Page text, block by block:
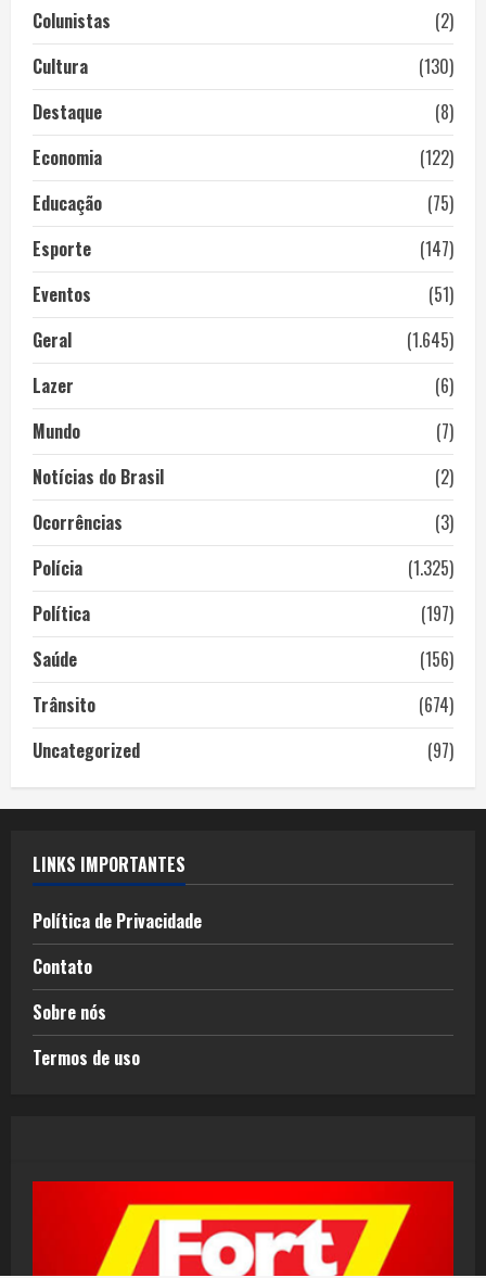
Colunistas
(2)
Cultura
(130)
Destaque
(8)
Economia
(122)
Educação
(75)
Esporte
(147)
Eventos
(51)
Geral
(1.645)
Lazer
(6)
Mundo
(7)
Notícias do Brasil
(2)
Ocorrências
(3)
Polícia
(1.325)
Política
(197)
Saúde
(156)
Trânsito
(674)
Uncategorized
(97)
LINKS IMPORTANTES
Política de Privacidade
Contato
Sobre nós
Termos de uso